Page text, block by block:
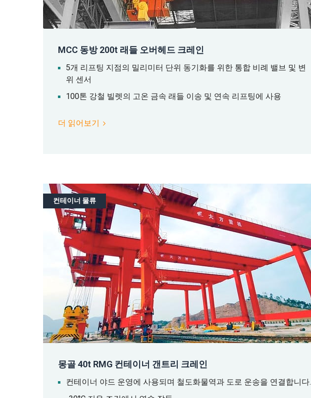
MCC 동방 200t 래들 오버헤드 크레인
5개 리프팅 지점의 밀리미터 단위 동기화를 위한 통합 비례 밸브 및 변
위 센서
100톤 강철 빌렛의 고온 금속 래들 이송 및 연속 리프팅에 사용
더 읽어보기
컨테이너 물류
몽골 40t RMG 컨테이너 갠트리 크레인
컨테이너 야드 운영에 사용되며 철도화물역과 도로 운송을 연결합니다.